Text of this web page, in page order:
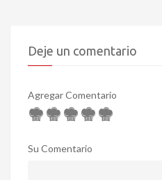
Deje un comentario
Agregar Comentario
Su Comentario